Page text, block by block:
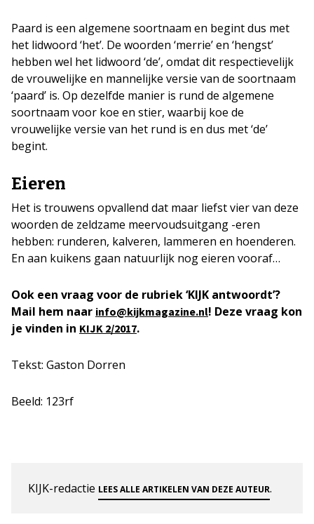
Paard is een algemene soortnaam en begint dus met
het lidwoord ‘het’. De woorden ‘merrie’ en ‘hengst’
hebben wel het lidwoord ‘de’, omdat dit respectievelijk
de vrouwelijke en mannelijke versie van de soortnaam
‘paard’ is. Op dezelfde manier is rund de algemene
soortnaam voor koe en stier, waarbij koe de
vrouwelijke versie van het rund is en dus met ‘de’
begint.
Eieren
Het is trouwens opvallend dat maar liefst vier van deze
woorden de zeldzame meervoudsuitgang -eren
hebben: runderen, kalveren, lammeren en hoenderen.
En aan kuikens gaan natuurlijk nog eieren vooraf…
Ook een vraag voor de rubriek ‘KIJK antwoordt’?
Mail hem naar info@kijkmagazine.nl! Deze vraag kon
je vinden in KIJK 2/2017.
Tekst: Gaston Dorren
Beeld: 123rf
KIJK-redactie LEES ALLE ARTIKELEN VAN DEZE AUTEUR.